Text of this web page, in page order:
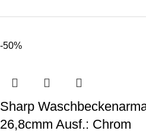
-50%
Sharp
26,8cmm Ausf.: Chrom